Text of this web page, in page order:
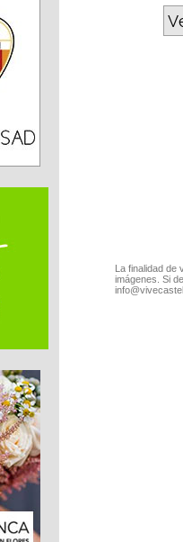
La finalidad de
imágenes. Si